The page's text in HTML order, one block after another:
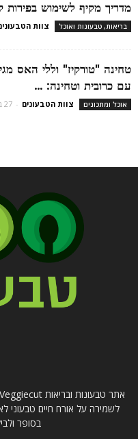
מדריך מקיף לשימוש בפירות
בריאות, טבעונות ואוכל צוות
טחינה "טורקיז" וללי האס
עם כרובית וטחינה: ...
אוכל ומתכונים צוות הטבעונים - 27 במרץ 2023
לשמירה על אורח חיים טבעוני
בסופר